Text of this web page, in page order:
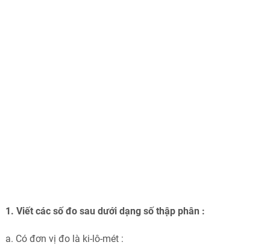
1. Viết các số đo sau dưới dạng số thập phân :
a. Có đơn vị đo là ki-lô-mét :